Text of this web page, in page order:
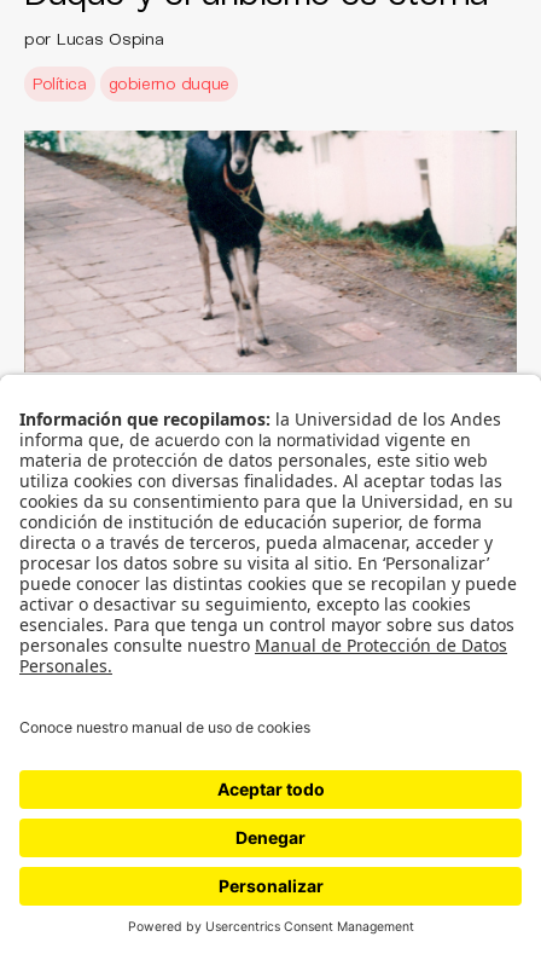
por Lucas Ospina
Política gobierno duque
¿Quién será el próximo Rector
de la Universidad de los
Andes? Tres trinos proféticos…
por Lucas Ospina
Columna indexada
Feliza Bursztyn: “En un país de
machistas, ¡hágase la loca!”